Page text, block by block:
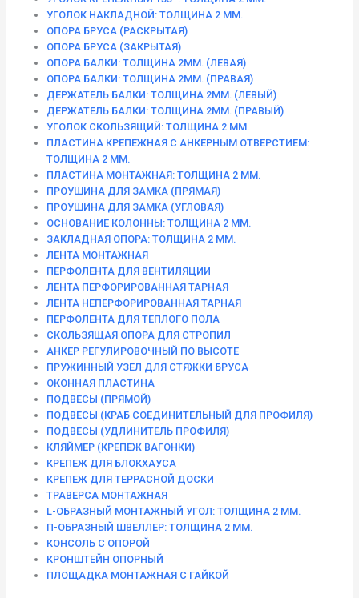
УГОЛОК НАКЛАДНОЙ: ТОЛЩИНА 2 ММ.
ОПОРА БРУСА (РАСКРЫТАЯ)
ОПОРА БРУСА (ЗАКРЫТАЯ)
ОПОРА БАЛКИ: ТОЛЩИНА 2ММ. (ЛЕВАЯ)
ОПОРА БАЛКИ: ТОЛЩИНА 2ММ. (ПРАВАЯ)
ДЕРЖАТЕЛЬ БАЛКИ: ТОЛЩИНА 2ММ. (ЛЕВЫЙ)
ДЕРЖАТЕЛЬ БАЛКИ: ТОЛЩИНА 2ММ. (ПРАВЫЙ)
УГОЛОК СКОЛЬЗЯЩИЙ: ТОЛЩИНА 2 ММ.
ПЛАСТИНА КРЕПЕЖНАЯ С АНКЕРНЫМ ОТВЕРСТИЕМ:
ТОЛЩИНА 2 ММ.
ПЛАСТИНА МОНТАЖНАЯ: ТОЛЩИНА 2 ММ.
ПРОУШИНА ДЛЯ ЗАМКА (ПРЯМАЯ)
ПРОУШИНА ДЛЯ ЗАМКА (УГЛОВАЯ)
ОСНОВАНИЕ КОЛОННЫ: ТОЛЩИНА 2 ММ.
ЗАКЛАДНАЯ ОПОРА: ТОЛЩИНА 2 ММ.
ЛЕНТА МОНТАЖНАЯ
ПЕРФОЛЕНТА ДЛЯ ВЕНТИЛЯЦИИ
ЛЕНТА ПЕРФОРИРОВАННАЯ ТАРНАЯ
ЛЕНТА НЕПЕРФОРИРОВАННАЯ ТАРНАЯ
ПЕРФОЛЕНТА ДЛЯ ТЕПЛОГО ПОЛА
СКОЛЬЗЯЩАЯ ОПОРА ДЛЯ СТРОПИЛ
АНКЕР РЕГУЛИРОВОЧНЫЙ ПО ВЫСОТЕ
ПРУЖИННЫЙ УЗЕЛ ДЛЯ СТЯЖКИ БРУСА
ОКОННАЯ ПЛАСТИНА
ПОДВЕСЫ (ПРЯМОЙ)
ПОДВЕСЫ (КРАБ СОЕДИНИТЕЛЬНЫЙ ДЛЯ ПРОФИЛЯ)
ПОДВЕСЫ (УДЛИНИТЕЛЬ ПРОФИЛЯ)
КЛЯЙМЕР (КРЕПЕЖ ВАГОНКИ)
КРЕПЕЖ ДЛЯ БЛОКХАУСА
КРЕПЕЖ ДЛЯ ТЕРРАСНОЙ ДОСКИ
ТРАВЕРСА МОНТАЖНАЯ
L-ОБРАЗНЫЙ МОНТАЖНЫЙ УГОЛ: ТОЛЩИНА 2 ММ.
П-ОБРАЗНЫЙ ШВЕЛЛЕР: ТОЛЩИНА 2 ММ.
КОНСОЛЬ С ОПОРОЙ
КРОНШТЕЙН ОПОРНЫЙ
ПЛОЩАДКА МОНТАЖНАЯ С ГАЙКОЙ